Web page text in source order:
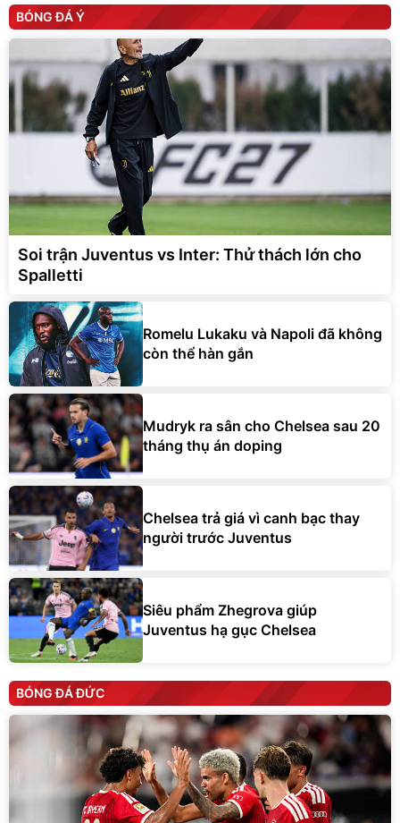
BÓNG ĐÁ Ý
Soi trận Juventus vs Inter: Thử thách lớn cho
Spalletti
Romelu Lukaku và Napoli đã không
còn thể hàn gắn
Mudryk ra sân cho Chelsea sau 20
tháng thụ án doping
Chelsea trả giá vì canh bạc thay
người trước Juventus
Siêu phẩm Zhegrova giúp
Juventus hạ gục Chelsea
BÓNG ĐÁ ĐỨC